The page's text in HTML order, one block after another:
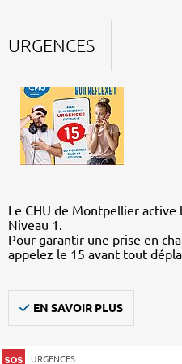
URGENCES
Le CHU de Montpellier active
Niveau 1.
Pour garantir une prise en
appelez le 15 avant tout
EN SAVOIR PLUS
URGENCES